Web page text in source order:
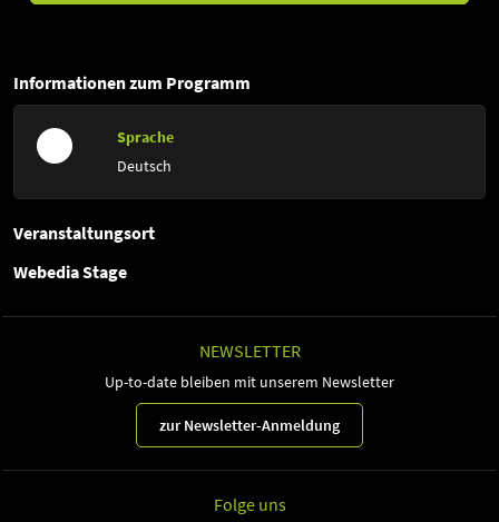
Informationen zum Programm
Sprache
Deutsch
Veranstaltungsort
Webedia Stage
NEWSLETTER
Up-to-date bleiben mit unserem Newsletter
zur Newsletter-Anmeldung
Folge uns